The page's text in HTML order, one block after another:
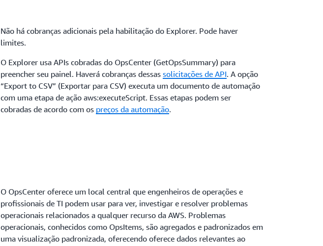
Não há cobranças adicionais pela habilitação do Explorer. Pode haver
limites.
O Explorer usa APIs cobradas do OpsCenter (GetOpsSummary) para
preencher seu painel. Haverá cobranças dessas solicitações de API. A opção
“Export to CSV” (Exportar para CSV) executa um documento de automação
com uma etapa de ação aws:executeScript. Essas etapas podem ser
cobradas de acordo com os preços da automação.
O OpsCenter oferece um local central que engenheiros de operações e
profissionais de TI podem usar para ver, investigar e resolver problemas
operacionais relacionados a qualquer recurso da AWS. Problemas
operacionais, conhecidos como OpsItems, são agregados e padronizados em
uma visualização padronizada, oferecendo oferece dados relevantes ao